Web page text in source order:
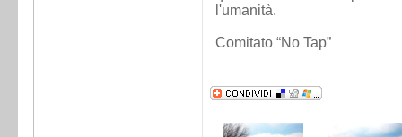
l'umanità.
Comitato “No Tap”